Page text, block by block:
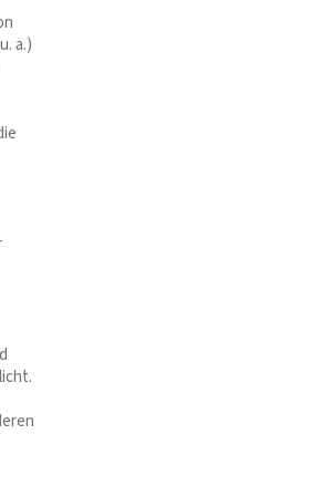
a.)